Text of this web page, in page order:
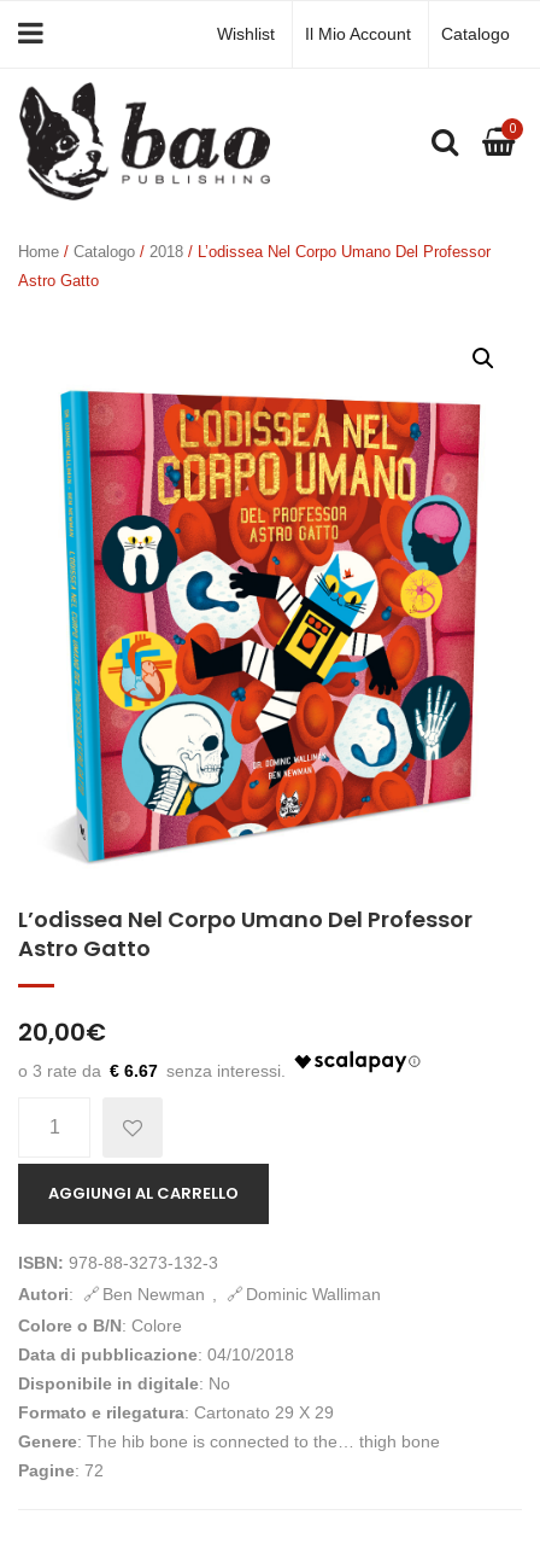
Wishlist Il Mio Account Catalogo
0
Home / Catalogo / 2018 / L’odissea Nel Corpo Umano Del Professor
Astro Gatto
L’odissea Nel Corpo Umano Del Professor
Astro Gatto
20,00€
€ 6.67
AGGIUNGI AL CARRELLO
ISBN: 978-88-3273-132-3
Autori: Ben Newman ,
Dominic Walliman
Colore o B/N: Colore
Data di pubblicazione: 04/10/2018
Disponibile in digitale: No
Formato e rilegatura: Cartonato 29 X 29
Genere: The hib bone is connected to the… thigh bone
Pagine: 72